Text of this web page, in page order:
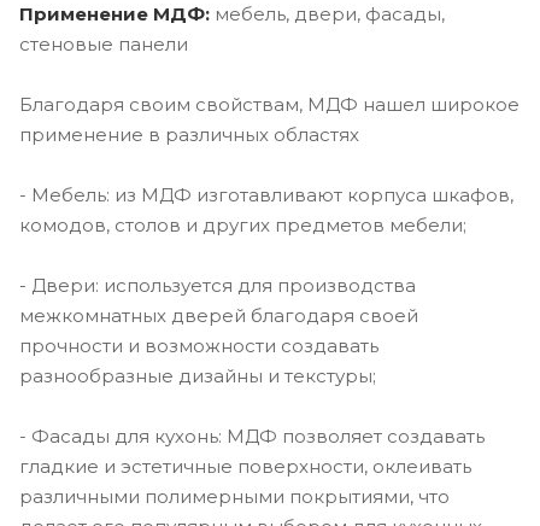
Применение МДФ: мебель, двери, фасады,
стеновые панели
Благодаря своим свойствам, МДФ нашел широкое
применение в различных областях
- Мебель: из МДФ изготавливают корпуса шкафов,
комодов, столов и других предметов мебели;
- Двери: используется для производства
межкомнатных дверей благодаря своей
прочности и возможности создавать
разнообразные дизайны и текстуры;
- Фасады для кухонь: МДФ позволяет создавать
гладкие и эстетичные поверхности, оклеивать
различными полимерными покрытиями, что